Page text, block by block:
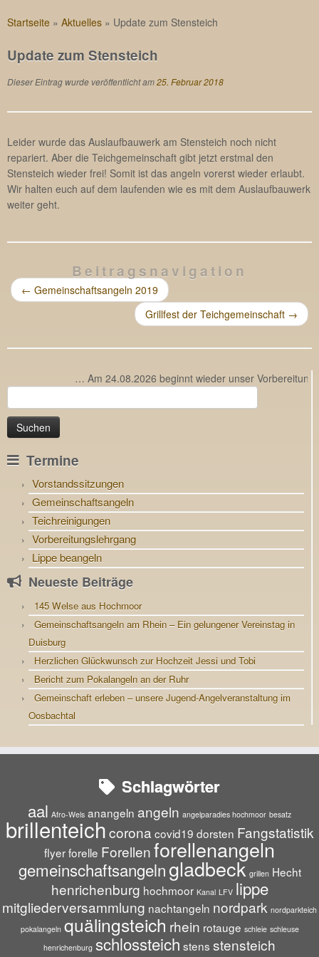
Startseite » Aktuelles » Update zum Stensteich
Update zum Stensteich
Dieser Eintrag wurde veröffentlicht am25. Februar 2018
Leider wurde das Auslaufbauwerk am Stensteich noch nicht
repariert. Aber die Teichgemeinschaft gibt jetzt erstmal den
Stensteich wieder frei! Somit ist das angeln vorerst wieder erlaubt.
Wir halten euch auf dem laufenden wie es mit dem Auslaufbauwerk
weiter geht.
Beitragsnavigation
← Gemeinschaftsangeln 2019
Grillfest der Teichgemeinschaft →
… Am 24.08.2026 beginnt wieder unser
nach:
Termine
Vorstandssitzungen
Gemeinschaftsangeln
Teichreinigungen
Vorbereitungslehrgang
Lippe beangeln
Neueste Beiträge
145 Welse aus Hochmoor
Gemeinschaftsangeln am Rhein – Ein gelungener Vereinstag in
Duisburg
Herzlichen Glückwunsch zur Hochzeit Jessi und Tobi
Bericht zum Pokalangeln an der Ruhr
Gemeinschaft erleben – unsere Jugend-Angelveranstaltung im
Oosbachtal
Schlagwörter
aal Afro-Wels anangeln angeln angelparadies hochmoor besatz
brillenteichcorona covid19 dorsten Fangstatistik
flyerforelle Forellenforellenangeln
gemeinschaftsangelngladbeck grillen Hecht
henrichenburg hochmoor Kanal LFV lippe
mitgliederversammlung nachtangeln nordpark nordparkteich
pokalangeln quälingsteich rhein rotauge schleie schleuse
henrichenburg schlossteich stens stensteich